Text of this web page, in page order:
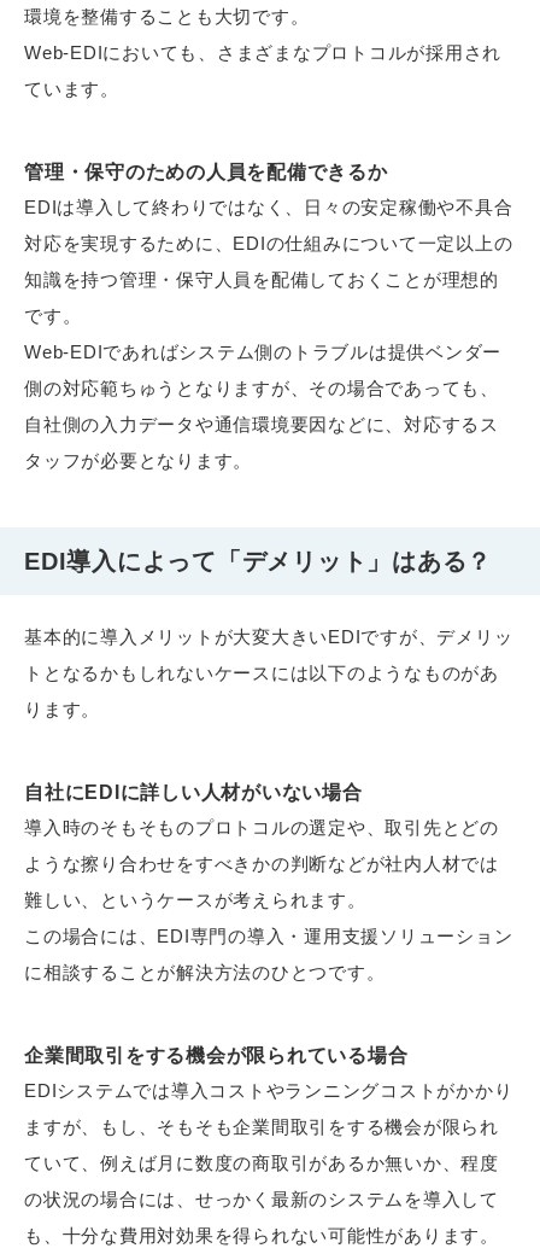
環境を整備することも大切です。
Web-EDIにおいても、さまざまなプロトコルが採用され
ています。
管理・保守のための人員を配備できるか
EDIは導入して終わりではなく、日々の安定稼働や不具合
対応を実現するために、EDIの仕組みについて一定以上の
知識を持つ管理・保守人員を配備しておくことが理想的
です。
Web-EDIであればシステム側のトラブルは提供ベンダー
側の対応範ちゅうとなりますが、その場合であっても、
自社側の入力データや通信環境要因などに、対応するス
タッフが必要となります。
EDI導入によって「デメリット」はある？
基本的に導入メリットが大変大きいEDIですが、デメリッ
トとなるかもしれないケースには以下のようなものがあ
ります。
自社にEDIに詳しい人材がいない場合
導入時のそもそものプロトコルの選定や、取引先とどの
ような擦り合わせをすべきかの判断などが社内人材では
難しい、というケースが考えられます。
この場合には、EDI専門の導入・運用支援ソリューション
に相談することが解決方法のひとつです。
企業間取引をする機会が限られている場合
EDIシステムでは導入コストやランニングコストがかかり
ますが、もし、そもそも企業間取引をする機会が限られ
ていて、例えば月に数度の商取引があるか無いか、程度
の状況の場合には、せっかく最新のシステムを導入して
も、十分な費用対効果を得られない可能性があります。